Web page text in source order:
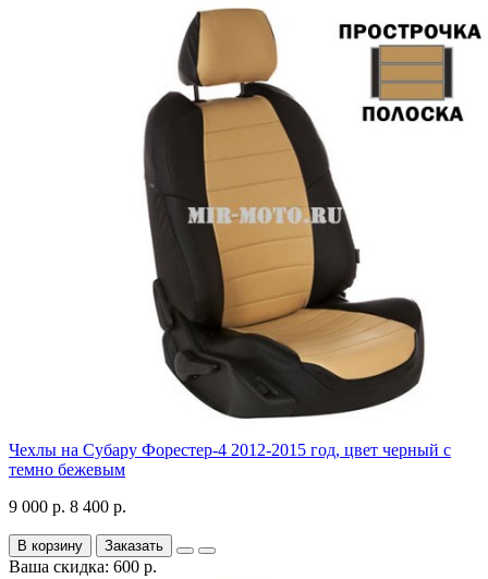
Чехлы на Субару Форестер-4 2012-2015 год, цвет черный с
темно бежевым
9 000 р. 8 400 р.
В корзину Заказать
Ваша скидка: 600 р.